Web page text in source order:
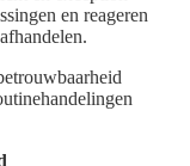
en reageren